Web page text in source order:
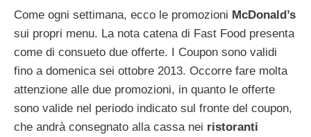
Come ogni settimana, ecco le promozioni McDonald’s
sui propri menu. La nota catena di Fast Food presenta
come di consueto due offerte. I Coupon sono validi
fino a domenica sei ottobre 2013. Occorre fare molta
attenzione alle due promozioni, in quanto le offerte
sono valide nel periodo indicato sul fronte del coupon,
che andrà consegnato alla cassa nei ristoranti